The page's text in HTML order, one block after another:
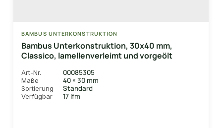
BAMBUS UNTERKONSTRUKTION
Bambus Unterkonstruktion, 30x40 mm,
Classico, lamellenverleimt und vorgeölt
Art-Nr. 00085305
Maße 40 × 30 mm
Sortierung Standard
Verfügbar 17 lfm